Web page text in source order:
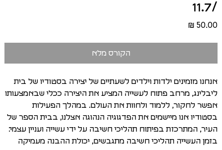
/11.7
מחיר
הקורס מלא
אנחנו מזמינים ילדות וילדים לשעתיים של יצירה בסטודיו של בית
ליבלינג, מרחב פתוח לעשייה המציע את היצירה ככלי שבאמצעותו
אפשר לחקור, ללמוד ולחוות את העולם. במהלך הפעילות
בסטודיו אנו מיישמים את הפדגוגיה הנהוגה אצלנו, בבית הספר של
העיר, המתרכזת בפיתוח תהליכי חשיבה על ידי עשייה ועניין עצמי:
בזמן העשייה תהליכי חשיבה מתגבשים, יכולת ההבנה מעמיקה